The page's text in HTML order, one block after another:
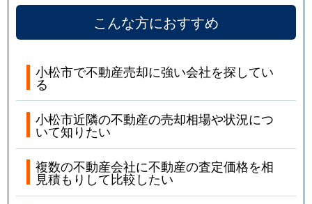
こんな方におすすめ
小松市で不動産売却に強い会社を探してい
る
小松市近隣の不動産の売却相場や状況につ
いて知りたい
複数の不動産会社に不動産の査定価格を相
見積もりして比較したい